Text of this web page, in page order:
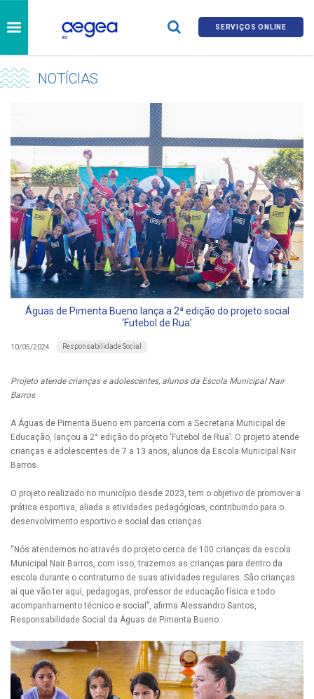
SERVIÇOS ONLINE
NOTÍCIAS
Águas de Pimenta Bueno lança a 2ª edição do projeto social
‘Futebol de Rua’
10/05/2024 Responsabilidade Social
Projeto atende crianças e adolescentes, alunos da Escola Municipal Nair
Barros
A Águas de Pimenta Bueno em parceria com a Secretaria Municipal de
Educação, lançou a 2° edição do projeto ‘Futebol de Rua’. O projeto atende
crianças e adolescentes de 7 a 13 anos, alunos da Escola Municipal Nair
Barros.
O projeto realizado no município desde 2023, tem o objetivo de promover a
prática esportiva, aliada a atividades pedagógicas, contribuindo para o
desenvolvimento esportivo e social das crianças.
“Nós atendemos no através do projeto cerca de 100 crianças da escola
Municipal Nair Barros, com isso, trazemos as crianças para dentro da
escola durante o contraturno de suas atividades regulares. São crianças
aí que vão ter aqui, pedagogas, professor de educação física e todo
acompanhamento técnico e social”, afirma Alessandro Santos,
Responsabilidade Social da Águas de Pimenta Bueno.